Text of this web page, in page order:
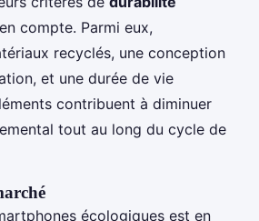
compte. Parmi eux,
recyclés, une conception
et une durée de vie
contribuent à diminuer
tout au long du cycle de
écologiques est en